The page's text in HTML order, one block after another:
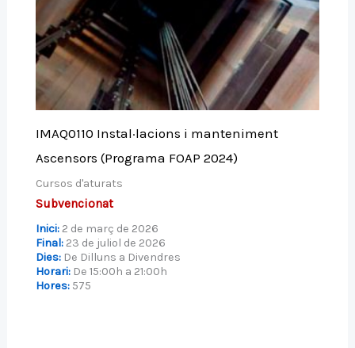
IMAQ0110 Instal·lacions i manteniment
Ascensors (Programa FOAP 2024)
Cursos d'aturats
Subvencionat
Inici: 2 de març de 2026
Final: 23 de juliol de 2026
Dies: De Dilluns a Divendres
Horari: De 15:00h a 21:00h
Hores: 575